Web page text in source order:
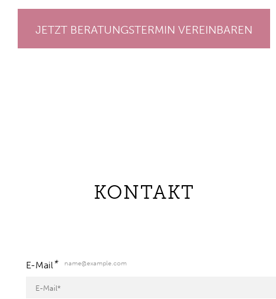
JETZT BERATUNGSTERMIN VEREINBAREN
KONTAKT
E-Mail* name@example.com